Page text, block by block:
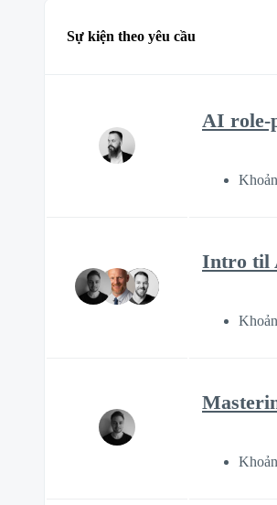
Sự kiện theo yêu cầu
AI role-
Intro til